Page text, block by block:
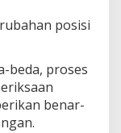
posisi
beda, proses
benar-